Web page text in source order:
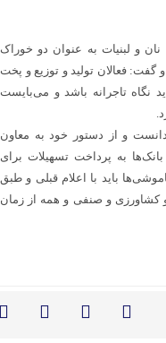
و لبنیات به عنوان دو خوراک
گفت: فعالان تولید و توزیع و پخت
نگاه تاجرانه باشد و می‌بایست
دانست و از دستور خود به معاون
به پرداخت تسهیلات برای
باید با اعلام قبلی و طبق
کشاورزی و صنفی و همه از زمان